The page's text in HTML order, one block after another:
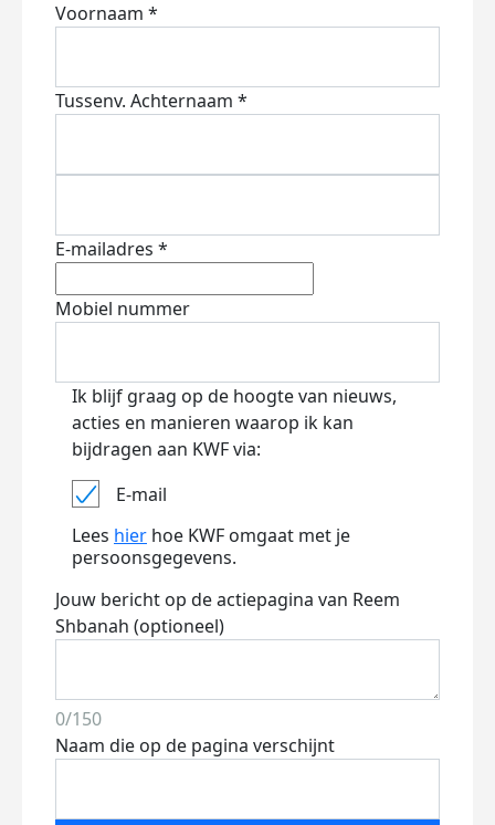
Voornaam *
Tussenv. Achternaam *
E-mailadres *
Mobiel nummer
Ik blijf graag op de hoogte van nieuws,
acties en manieren waarop ik kan
bijdragen aan KWF via:
E-mail
Lees hier hoe KWF omgaat met je
persoonsgegevens.
Jouw bericht op de actiepagina van Reem
Shbanah (optioneel)
0/150
Naam die op de pagina verschijnt